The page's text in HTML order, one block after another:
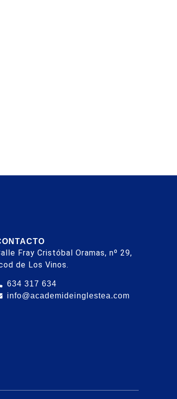
Fray Cristóbal Oramas, nº 29,
de Los Vinos.
634 317 634
info@academideinglestea.com